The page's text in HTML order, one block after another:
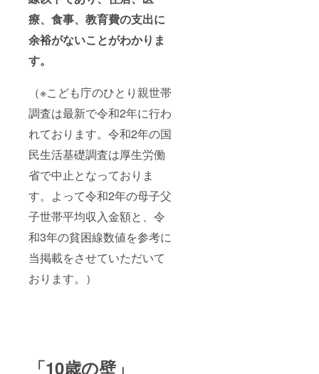
療、食事、教育費の支出に
余裕がないことがわかりま
す。
（※こども庁のひとり親世帯
調査は最新で令和2年に行わ
れております。令和2年の国
民生活基礎調査は厚生労働
省で中止となっておりま
す。よって令和2年の母子父
子世帯平均収入金額と、令
和3年の貧困線数値を参考に
当掲載をさせていただいて
おります。）
「10歳の壁」